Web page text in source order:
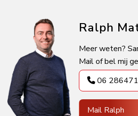
Ralph
Meer weten?
Mail of bel mij
06
Mail Ralph